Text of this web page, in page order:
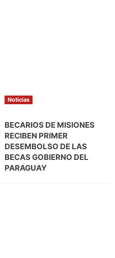
Noticias
BECARIOS DE MISIONES
RECIBEN PRIMER
DESEMBOLSO DE LAS
BECAS GOBIERNO DEL
PARAGUAY